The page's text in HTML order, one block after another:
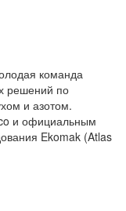
команда
решений по
и азотом.
и официальным
Ekomak (Atlas